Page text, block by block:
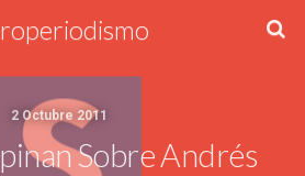
2 Octubre 2011
Sobre Andrés